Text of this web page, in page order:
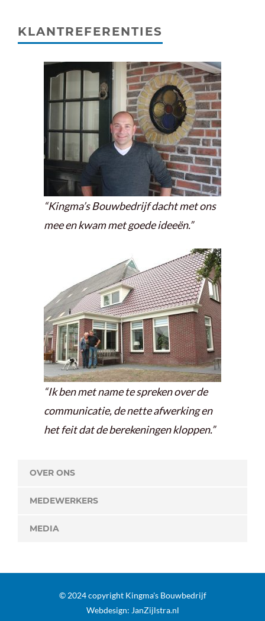
KLANTREFERENTIES
“Kingma’s Bouwbedrijf dacht met ons
mee en kwam met goede ideeën.”
“Ik ben met name te spreken over de
communicatie, de nette afwerking en
het feit dat de berekeningen kloppen.”
OVER ONS
MEDEWERKERS
MEDIA
© 2024 copyright Kingma's Bouwbedrijf
Webdesign: JanZijlstra.nl